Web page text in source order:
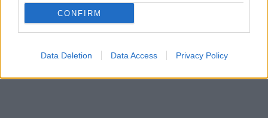
CONFIRM
Data Deletion Data Access Privacy Policy